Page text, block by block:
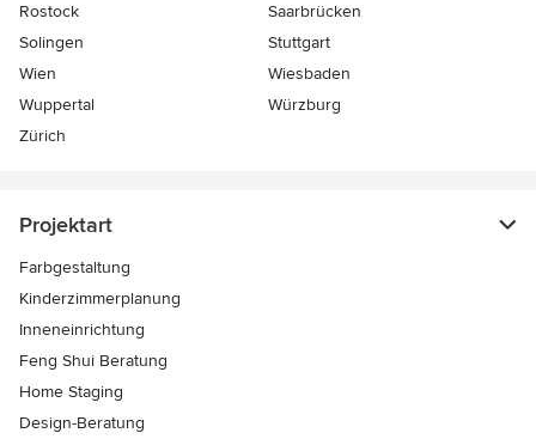
Rostock
Saarbrücken
Solingen
Stuttgart
Wien
Wiesbaden
Wuppertal
Würzburg
Zürich
Projektart
Farbgestaltung
Kinderzimmerplanung
Inneneinrichtung
Feng Shui Beratung
Home Staging
Design-Beratung